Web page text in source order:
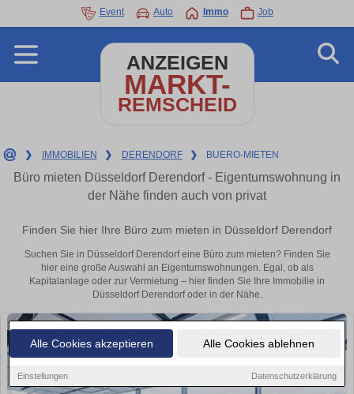
Alle Cookies akzeptieren Alle Cookies ablehnen
Einstellungen Datenschutzerklärung
Event Auto Immo Job
ANZEIGEN
MARKT-
REMSCHEID
❯ IMMOBILIEN ❯ DERENDORF ❯ BUERO-MIETEN
Büro mieten Düsseldorf Derendorf - Eigentumswohnung in
der Nähe finden auch von privat
Finden Sie hier Ihre Büro zum mieten in Düsseldorf Derendorf
Suchen Sie in Düsseldorf Derendorf eine Büro zum mieten? Finden Sie
hier eine große Auswahl an Eigentumswohnungen. Egal, ob als
Kapitalanlage oder zur Vermietung – hier finden Sie Ihre Immobilie in
Düsseldorf Derendorf oder in der Nähe.